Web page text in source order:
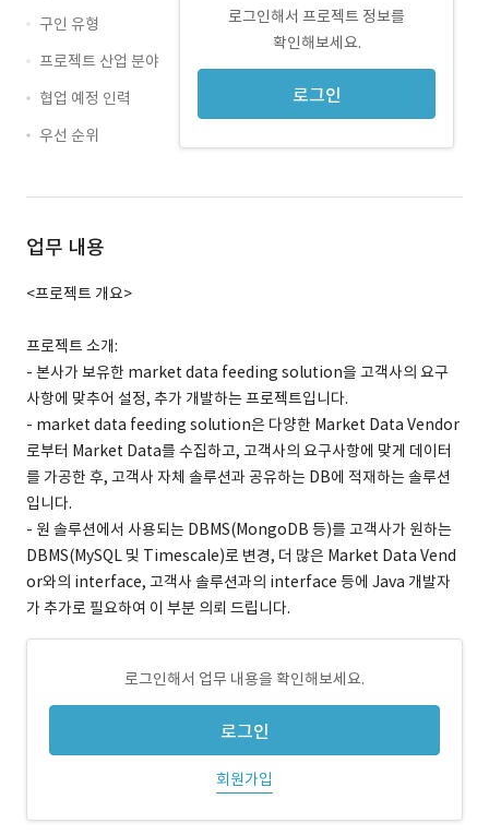
로그인해서 프로젝트 정보를
확인해보세요.
로그인
구인 유형
프로젝트 산업 분야
협업 예정 인력
우선 순위
업무 내용
<프로젝트 개요>
프로젝트 소개:
- 본사가 보유한 market data feeding solution을 고객사의 요구
사항에 맞추어 설정, 추가 개발하는 프로젝트입니다.
- market data feeding solution은 다양한 Market Data Vendor
로부터 Market Data를 수집하고, 고객사의 요구사항에 맞게 데이터
를 가공한 후, 고객사 자체 솔루션과 공유하는 DB에 적재하는 솔루션
입니다.
- 원 솔루션에서 사용되는 DBMS(MongoDB 등)를 고객사가 원하는
DBMS(MySQL 및 Timescale)로 변경, 더 많은 Market Data Vend
or와의 interface, 고객사 솔루션과의 interface 등에 Java 개발자
가 추가로 필요하여 이 부분 의뢰 드립니다.
로그인해서 업무 내용을 확인해보세요.
로그인
회원가입